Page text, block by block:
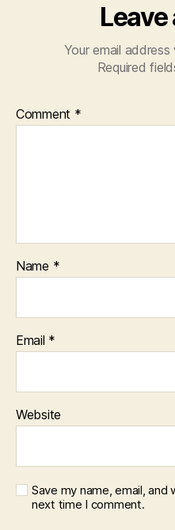
Leave
Your email
Required
Comment *
Name *
Email *
Website
Save my name, email,
next time I comment.